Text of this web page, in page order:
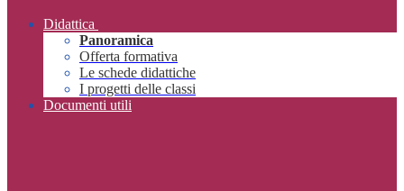
Didattica
Panoramica
Offerta formativa
Le schede didattiche
I progetti delle classi
Documenti utili